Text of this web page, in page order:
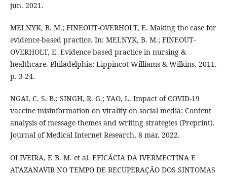
jun. 2021.
MELNYK, B. M.; FINEOUT-OVERHOLT, E. Making the case for
evidence-based practice. In: MELNYK, B. M.; FINEOUT-
OVERHOLT, E. Evidence based practice in nursing &
healthcare. Philadelphia: Lippincot Williams & Wilkins. 2011.
p. 3-24.
NGAI, C. S. B.; SINGH, R. G.; YAO, L. Impact of COVID-19
vaccine misinformation on virality on social media: Content
analysis of message themes and writing strategies (Preprint).
Journal of Medical Internet Research, 8 mar. 2022.
OLIVEIRA, F. B. M. et al. EFICÁCIA DA IVERMECTINA E
ATAZANAVIR NO TEMPO DE RECUPERAÇÃO DOS SINTOMAS